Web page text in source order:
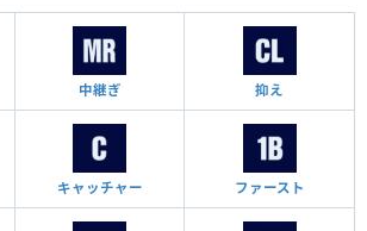
中継ぎ 抑え
キャッチャー ファースト